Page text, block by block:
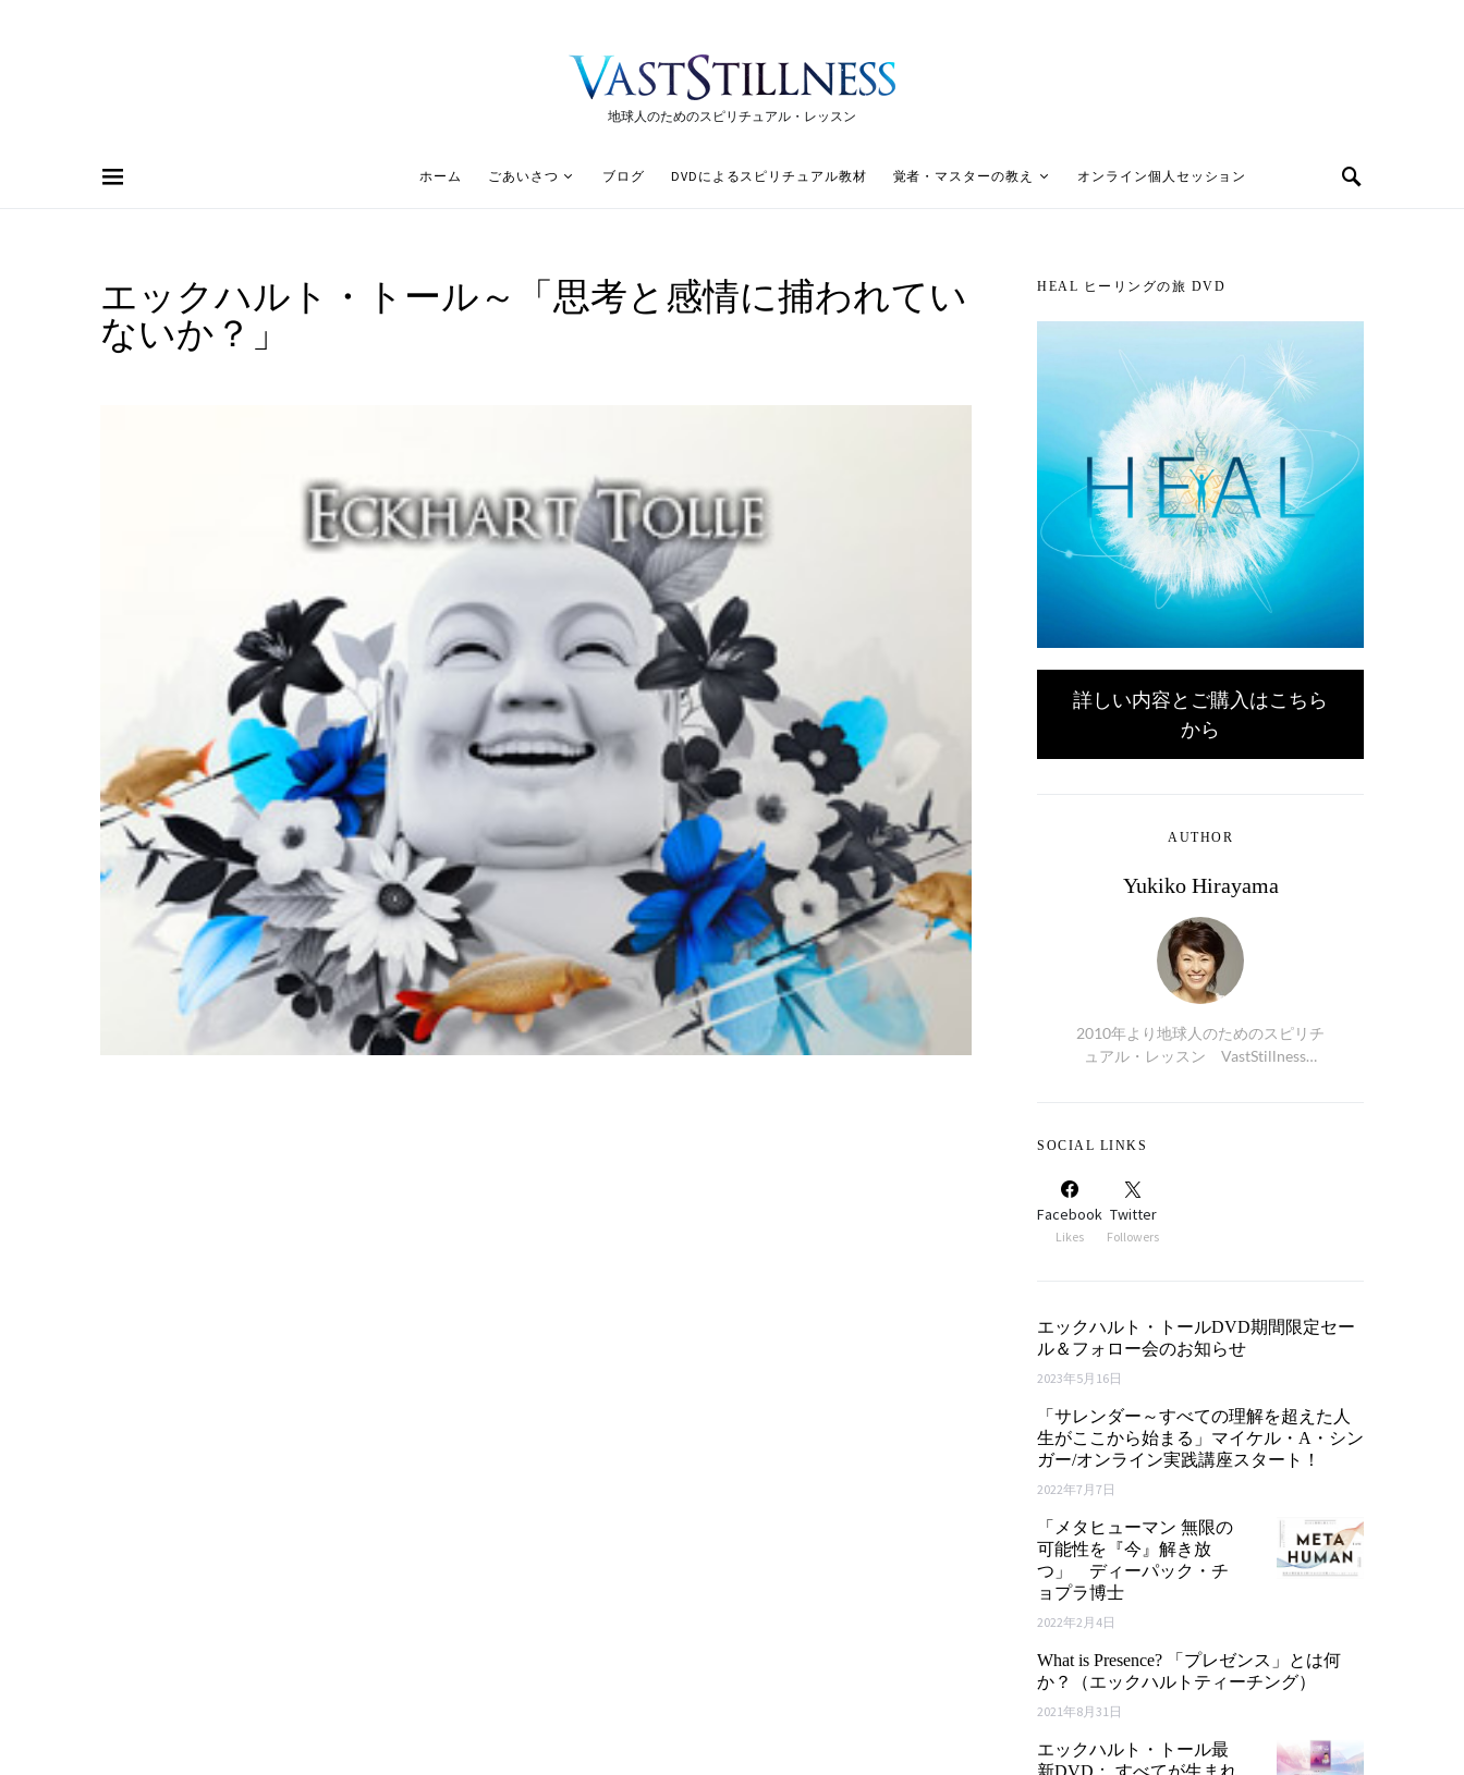
地球人のためのスピリチュアル・レッスン
ホーム ごあいさつ ブログ DVDによるスピリチュアル教材 覚者・マスターの教え オンライン個人セッション
Search for:
エックハルト・トール～「思考と感情に捕われてい
ないか？」
HEAL ヒーリングの旅 DVD
詳しい内容とご購入はこちら
から
AUTHOR
Yukiko Hirayama
2010年より地球人のためのスピリチ
ュアル・レッスン VastStillness…
SOCIAL LINKS
Facebook
Likes
Twitter
Followers
エックハルト・トールDVD期間限定セー
ル＆フォロー会のお知らせ
2023年5月16日
「サレンダー～すべての理解を超えた人
生がここから始まる」マイケル・A・シン
ガー/オンライン実践講座スタート！
2022年7月7日
「メタヒューマン 無限の
可能性を『今』解き放
つ」 ディーパック・チ
ョプラ博士
2022年2月4日
What is Presence? 「プレゼンス」とは何
か？（エックハルトティーチング）
2021年8月31日
エックハルト・トール最
新DVD： すべてが生まれ